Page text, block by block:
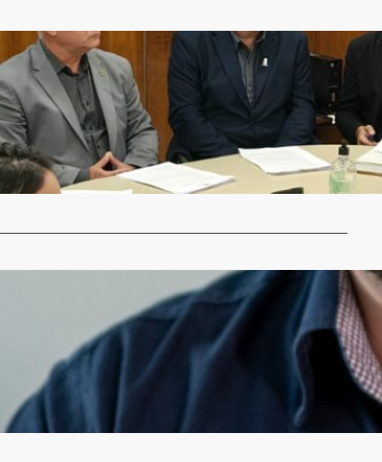
de reuniões e ações importantes em
10 de fevereiro de 2025
Municipal de Saúde de Santa Rosa
Stefan, esteve em…
a coordenação do Novo Curso de
FEMA
10 de fevereiro de 2025
Machado de Assis (FEMA) têm o prazer de
Bordim…